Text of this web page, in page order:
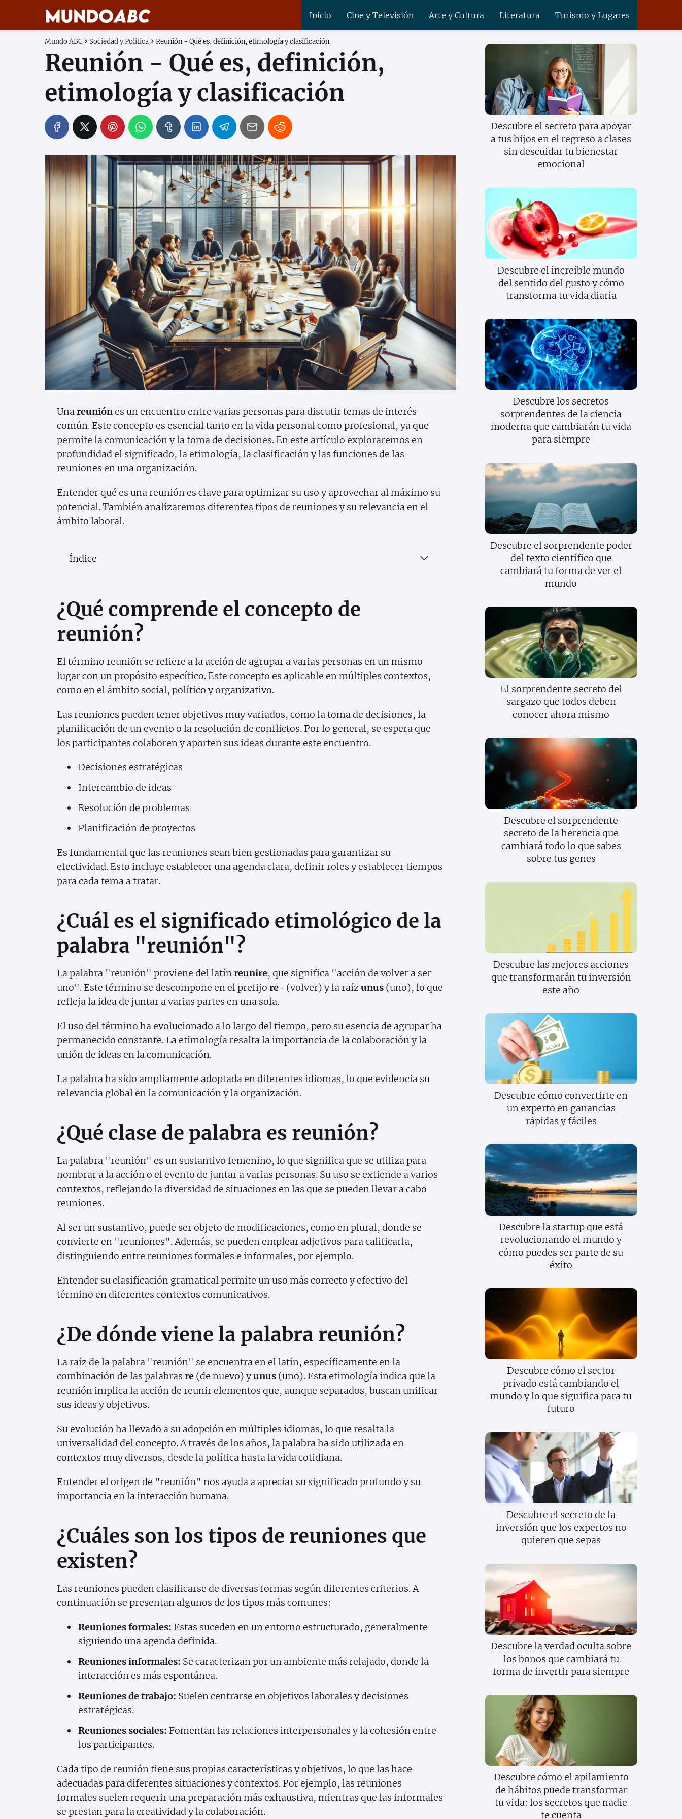
Inicio Cine y Televisión Arte y Cultura Literatura Turismo y Lugares
Mundo ABC Sociedad y Política Reunión - Qué es, definición, etimología y clasificación
Reunión - Qué es, definición,
etimología y clasificación
Una reuniónes un encuentro entre varias personas para discutir temas de interés
común. Este concepto es esencial tanto en la vida personal como profesional, ya que
permite la comunicación y la toma de decisiones. En este artículo exploraremos en
profundidad el significado, la etimología, la clasificación y las funciones de las
reuniones en una organización.
Entender qué es una reunión es clave para optimizar su uso y aprovechar al máximo su
potencial. También analizaremos diferentes tipos de reuniones y su relevancia en el
ámbito laboral.
Índice
¿Qué comprende el concepto de
reunión?
El término reunión se refiere a la acción de agrupar a varias personas en un mismo
lugar con un propósito específico. Este concepto es aplicable en múltiples contextos,
como en el ámbito social, político y organizativo.
Las reuniones pueden tener objetivos muy variados, como la toma de decisiones, la
planificación de un evento o la resolución de conflictos. Por lo general, se espera que
los participantes colaboren y aporten sus ideas durante este encuentro.
Decisiones estratégicas
Intercambio de ideas
Resolución de problemas
Planificación de proyectos
Es fundamental que las reuniones sean bien gestionadas para garantizar su
efectividad. Esto incluye establecer una agenda clara, definir roles y establecer tiempos
para cada tema a tratar.
¿Cuál es el significado etimológico de la
palabra "reunión"?
La palabra "reunión" proviene del latín reunire, que significa "acción de volver a ser
uno". Este término se descompone en el prefijo re- (volver) y la raízunus (uno), lo que
refleja la idea de juntar a varias partes en una sola.
El uso del término ha evolucionado a lo largo del tiempo, pero su esencia de agrupar ha
permanecido constante. La etimología resalta la importancia de la colaboración y la
unión de ideas en la comunicación.
La palabra ha sido ampliamente adoptada en diferentes idiomas, lo que evidencia su
relevancia global en la comunicación y la organización.
¿Qué clase de palabra es reunión?
La palabra "reunión" es un sustantivo femenino, lo que significa que se utiliza para
nombrar a la acción o el evento de juntar a varias personas. Su uso se extiende a varios
contextos, reflejando la diversidad de situaciones en las que se pueden llevar a cabo
reuniones.
Al ser un sustantivo, puede ser objeto de modificaciones, como en plural, donde se
convierte en "reuniones". Además, se pueden emplear adjetivos para calificarla,
distinguiendo entre reuniones formales e informales, por ejemplo.
Entender su clasificación gramatical permite un uso más correcto y efectivo del
término en diferentes contextos comunicativos.
¿De dónde viene la palabra reunión?
La raíz de la palabra "reunión" se encuentra en el latín, específicamente en la
combinación de las palabras re (de nuevo) yunus (uno). Esta etimología indica que la
reunión implica la acción de reunir elementos que, aunque separados, buscan unificar
sus ideas y objetivos.
Su evolución ha llevado a su adopción en múltiples idiomas, lo que resalta la
universalidad del concepto. A través de los años, la palabra ha sido utilizada en
contextos muy diversos, desde la política hasta la vida cotidiana.
Entender el origen de "reunión" nos ayuda a apreciar su significado profundo y su
importancia en la interacción humana.
¿Cuáles son los tipos de reuniones que
existen?
Las reuniones pueden clasificarse de diversas formas según diferentes criterios. A
continuación se presentan algunos de los tipos más comunes:
Reuniones formales: Estas suceden en un entorno estructurado, generalmente
siguiendo una agenda definida.
Reuniones informales: Se caracterizan por un ambiente más relajado, donde la
interacción es más espontánea.
Reuniones de trabajo: Suelen centrarse en objetivos laborales y decisiones
estratégicas.
Reuniones sociales: Fomentan las relaciones interpersonales y la cohesión entre
los participantes.
Cada tipo de reunión tiene sus propias características y objetivos, lo que las hace
adecuadas para diferentes situaciones y contextos. Por ejemplo, las reuniones
formales suelen requerir una preparación más exhaustiva, mientras que las informales
se prestan para la creatividad y la colaboración.
Descubre el secreto para apoyar
a tus hijos en el regreso a clases
sin descuidar tu bienestar
emocional
Descubre el increíble mundo
del sentido del gusto y cómo
transforma tu vida diaria
Descubre los secretos
sorprendentes de la ciencia
moderna que cambiarán tu vida
para siempre
Descubre el sorprendente poder
del texto científico que
cambiará tu forma de ver el
mundo
El sorprendente secreto del
sargazo que todos deben
conocer ahora mismo
Descubre el sorprendente
secreto de la herencia que
cambiará todo lo que sabes
sobre tus genes
Descubre las mejores acciones
que transformarán tu inversión
este año
Descubre cómo convertirte en
un experto en ganancias
rápidas y fáciles
Descubre la startup que está
revolucionando el mundo y
cómo puedes ser parte de su
éxito
Descubre cómo el sector
privado está cambiando el
mundo y lo que significa para tu
futuro
Descubre el secreto de la
inversión que los expertos no
quieren que sepas
Descubre la verdad oculta sobre
los bonos que cambiará tu
forma de invertir para siempre
Descubre cómo el apilamiento
de hábitos puede transformar
tu vida: los secretos que nadie
te cuenta